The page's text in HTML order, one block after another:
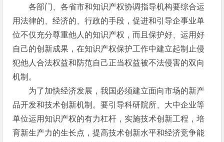
各部门、各省市和知识产权协调指导机构要综合运
用法律的、经济的、行政的手段，促进和引导企事业单
位不仅充分尊重他人的知识产权，而且保护好、运用好
自己的创新成果，在知识产权保护工作中建立起制止侵
犯他人合法权益和防范自己正当权益被不法侵害的双向
机制。
为了加快经济发展，我国必须建立面向市场的新产
品开发和技术创新机制。要引导科研院所、大中企业等
单位运用知识产权的有力杠杆，实施技术创新工程，培
育新生产力的生长点，提高技术创新水平和经济竞争能